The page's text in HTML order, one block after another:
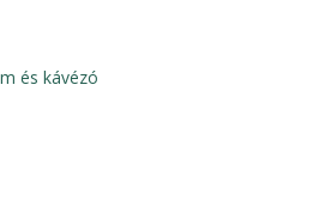
és kávézó